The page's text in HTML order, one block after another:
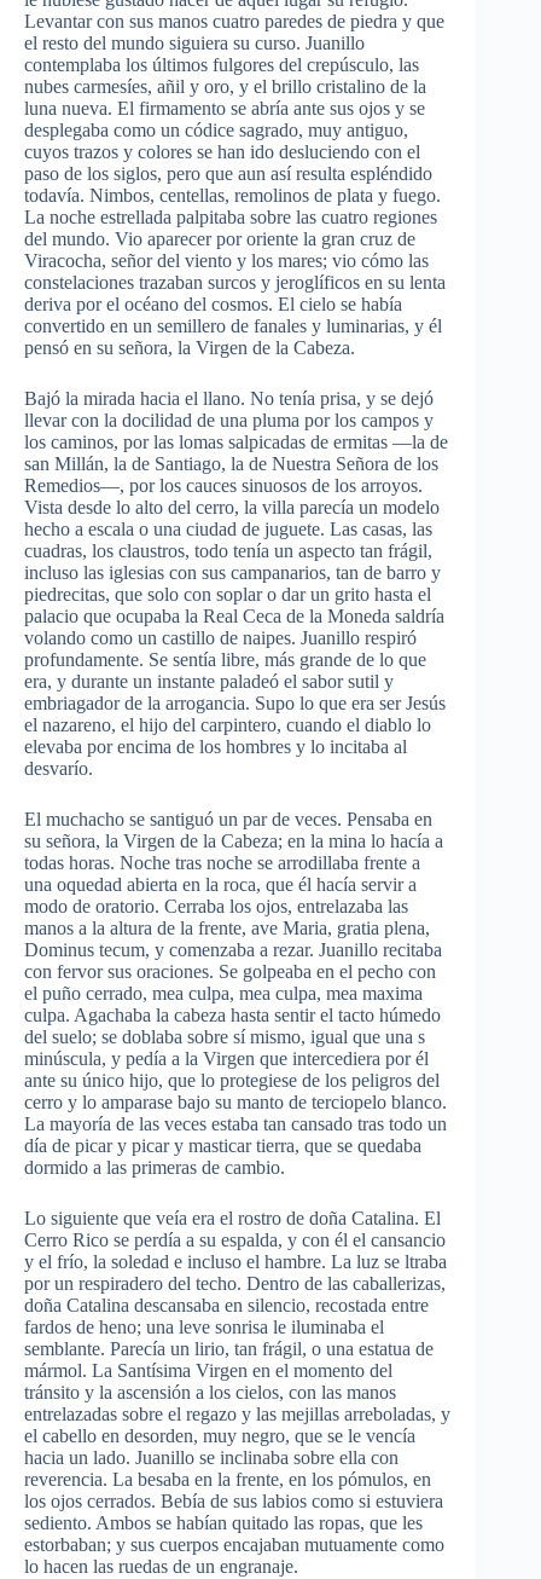
Levantar con sus manos cuatro paredes de piedra y que
el resto del mundo siguiera su curso. Juanillo
contemplaba los últimos fulgores del crepúsculo, las
nubes carmesíes, añil y oro, y el brillo cristalino de la
luna nueva. El firmamento se abría ante sus ojos y se
desplegaba como un códice sagrado, muy antiguo,
cuyos trazos y colores se han ido desluciendo con el
paso de los siglos, pero que aun así resulta espléndido
todavía. Nimbos, centellas, remolinos de plata y fuego.
La noche estrellada palpitaba sobre las cuatro regiones
del mundo. Vio aparecer por oriente la gran cruz de
Viracocha, señor del viento y los mares; vio cómo las
constelaciones trazaban surcos y jeroglíficos en su lenta
deriva por el océano del cosmos. El cielo se había
convertido en un semillero de fanales y luminarias, y él
pensó en su señora, la Virgen de la Cabeza.
Bajó la mirada hacia el llano. No tenía prisa, y se dejó
llevar con la docilidad de una pluma por los campos y
los caminos, por las lomas salpicadas de ermitas —la de
san Millán, la de Santiago, la de Nuestra Señora de los
Remedios—, por los cauces sinuosos de los arroyos.
Vista desde lo alto del cerro, la villa parecía un modelo
hecho a escala o una ciudad de juguete. Las casas, las
cuadras, los claustros, todo tenía un aspecto tan frágil,
incluso las iglesias con sus campanarios, tan de barro y
piedrecitas, que solo con soplar o dar un grito hasta el
palacio que ocupaba la Real Ceca de la Moneda saldría
volando como un castillo de naipes. Juanillo respiró
profundamente. Se sentía libre, más grande de lo que
era, y durante un instante paladeó el sabor sutil y
embriagador de la arrogancia. Supo lo que era ser Jesús
el nazareno, el hijo del carpintero, cuando el diablo lo
elevaba por encima de los hombres y lo incitaba al
desvarío.
El muchacho se santiguó un par de veces. Pensaba en
su señora, la Virgen de la Cabeza; en la mina lo hacía a
todas horas. Noche tras noche se arrodillaba frente a
una oquedad abierta en la roca, que él hacía servir a
modo de oratorio. Cerraba los ojos, entrelazaba las
manos a la altura de la frente, ave Maria, gratia plena,
Dominus tecum, y comenzaba a rezar. Juanillo recitaba
con fervor sus oraciones. Se golpeaba en el pecho con
el puño cerrado, mea culpa, mea culpa, mea maxima
culpa. Agachaba la cabeza hasta sentir el tacto húmedo
del suelo; se doblaba sobre sí mismo, igual que una s
minúscula, y pedía a la Virgen que intercediera por él
ante su único hijo, que lo protegiese de los peligros del
cerro y lo amparase bajo su manto de terciopelo blanco.
La mayoría de las veces estaba tan cansado tras todo un
día de picar y picar y masticar tierra, que se quedaba
dormido a las primeras de cambio.
Lo siguiente que veía era el rostro de doña Catalina. El
Cerro Rico se perdía a su espalda, y con él el cansancio
y el frío, la soledad e incluso el hambre. La luz se ltraba
por un respiradero del techo. Dentro de las caballerizas,
doña Catalina descansaba en silencio, recostada entre
fardos de heno; una leve sonrisa le iluminaba el
semblante. Parecía un lirio, tan frágil, o una estatua de
mármol. La Santísima Virgen en el momento del
tránsito y la ascensión a los cielos, con las manos
entrelazadas sobre el regazo y las mejillas arreboladas, y
el cabello en desorden, muy negro, que se le vencía
hacia un lado. Juanillo se inclinaba sobre ella con
reverencia. La besaba en la frente, en los pómulos, en
los ojos cerrados. Bebía de sus labios como si estuviera
sediento. Ambos se habían quitado las ropas, que les
estorbaban; y sus cuerpos encajaban mutuamente como
lo hacen las ruedas de un engranaje.